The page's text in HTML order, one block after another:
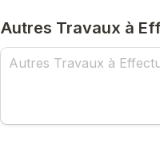
Autres Travaux à